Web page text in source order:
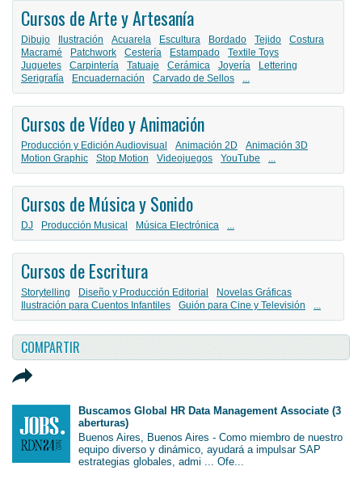
Cursos de Arte y Artesanía
Dibujo Ilustración Acuarela Escultura Bordado Tejido
Costura
Macramé
Patchwork Cestería Estampado
Textile Toys
Juguetes
Carpintería Tatuaje Cerámica Joyería
Lettering
Serigrafía
Encuadernación Carvado de Sellos ...
Cursos de Vídeo y Animación
Producción y Edición Audiovisual Animación 2D
Animación 3D
Motion Graphic
Stop Motion Videojuegos YouTube ...
Cursos de Música y Sonido
DJ Producción Musical Música Electrónica ...
Cursos de Escritura
Storytelling Diseño y Producción Editorial
Novelas Gráficas
Ilustración para Cuentos Infantiles
Guión para Cine y Televisión ...
COMPARTIR
Buscamos Global HR Data Management Associate (3
aberturas)
Buenos Aires, Buenos Aires - Como miembro de nuestro
equipo diverso y dinámico, ayudará a impulsar SAP
estrategias globales, admi ... Ofe...